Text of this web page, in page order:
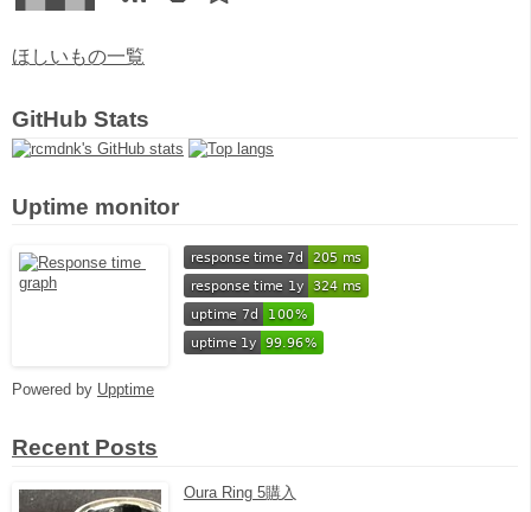
ほしいもの一覧
GitHub Stats
Uptime monitor
Powered by Upptime
Recent Posts
Oura Ring 5購入